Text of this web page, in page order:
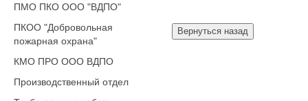
ПМО ПКО ООО "ВДПО"
ПКОО "Добровольная
пожарная охрана"
КМО ПРО ООО ВДПО
Производственный отдел